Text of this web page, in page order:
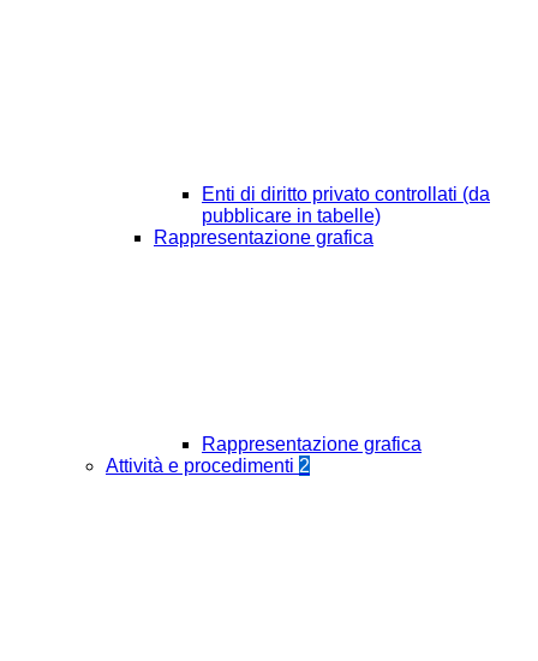
Enti di diritto privato controllati (da
pubblicare in tabelle)
Rappresentazione grafica
Rappresentazione grafica
Attività e procedimenti 2